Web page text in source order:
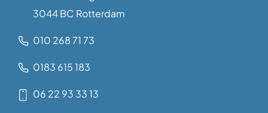
3044 BC Rotterdam
010 268 71 73
0183 615 183
06 22 93 33 13